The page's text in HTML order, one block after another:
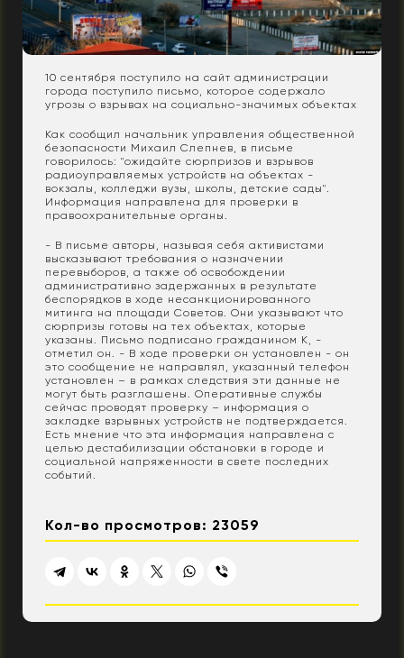
10 сентября поступило на сайт администрации
города поступило письмо, которое содержало
угрозы о взрывах на социально-значимых объектах
Как сообщил начальник управления общественной
безопасности Михаил Слепнев, в письме
говорилось: "ожидайте сюрпризов и взрывов
радиоуправляемых устройств на объектах -
вокзалы, колледжи вузы, школы, детские сады".
Информация направлена для проверки в
правоохранительные органы.
- В письме авторы, называя себя активистами
высказывают требования о назначении
перевыборов, а также об освобождении
административно задержанных в результате
беспорядков в ходе несанкционированного
митинга на площади Советов. Они указывают что
сюрпризы готовы на тех объектах, которые
указаны. Письмо подписано гражданином К, -
отметил он. - В ходе проверки он установлен - он
это сообщение не направлял, указанный телефон
установлен – в рамках следствия эти данные не
могут быть разглашены. Оперативные службы
сейчас проводят проверку – информация о
закладке взрывных устройств не подтверждается.
Есть мнение что эта информация направлена с
целью дестабилизации обстановки в городе и
социальной напряженности в свете последних
событий.
Кол-во просмотров: 23059